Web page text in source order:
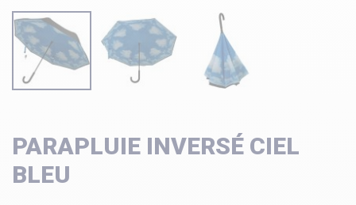
PARAPLUIE INVERSÉ CIEL
BLEU